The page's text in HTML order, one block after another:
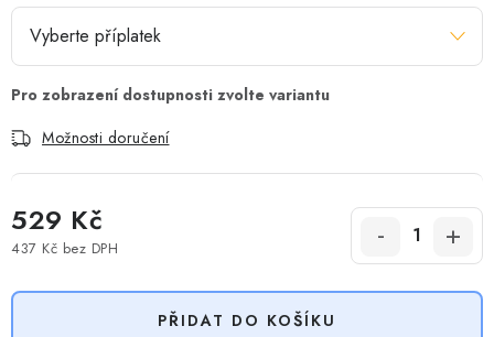
Možnosti doručení
529 Kč
437 Kč bez DPH
PŘIDAT DO KOŠÍKU